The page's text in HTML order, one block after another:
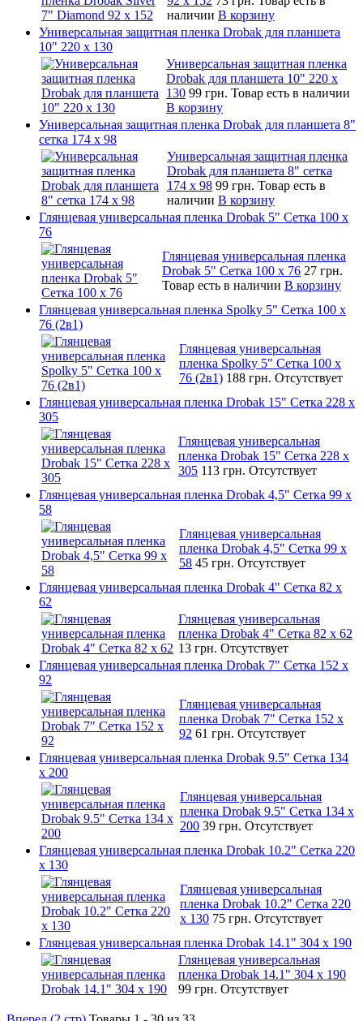
наличии В корзину
Универсальная защитная пленка Drobak для планшета
10" 220 x 130
Универсальная защитная пленка
Drobak для планшета 10" 220 x
130 99 грн. Товар есть в наличии
В корзину
Универсальная защитная пленка Drobak для планшета 8"
сетка 174 x 98
Универсальная защитная пленка
Drobak для планшета 8" сетка
174 x 98 99 грн. Товар есть в
наличии В корзину
Глянцевая универсальная пленка Drobak 5" Сетка 100 x
76
Глянцевая универсальная пленка
Drobak 5" Сетка 100 x 76 27 грн.
Товар есть в наличии В корзину
Глянцевая универсальная пленка Spolky 5" Сетка 100 x
76 (2в1)
Глянцевая универсальная
пленка Spolky 5" Сетка 100 x
76 (2в1) 188 грн. Отсутствует
Глянцевая универсальная пленка Drobak 15" Сетка 228 x
305
Глянцевая универсальная
пленка Drobak 15" Сетка 228 x
305 113 грн. Отсутствует
Глянцевая универсальная пленка Drobak 4,5" Сетка 99 x
58
Глянцевая универсальная
пленка Drobak 4,5" Сетка 99 x
58 45 грн. Отсутствует
Глянцевая универсальная пленка Drobak 4" Сетка 82 x
62
Глянцевая универсальная
пленка Drobak 4" Сетка 82 x 62
13 грн. Отсутствует
Глянцевая универсальная пленка Drobak 7" Сетка 152 x
92
Глянцевая универсальная
пленка Drobak 7" Сетка 152 x
92 61 грн. Отсутствует
Глянцевая универсальная пленка Drobak 9.5" Сетка 134
x 200
Глянцевая универсальная
пленка Drobak 9.5" Сетка 134 x
200 39 грн. Отсутствует
Глянцевая универсальная пленка Drobak 10.2" Сетка 220
x 130
Глянцевая универсальная
пленка Drobak 10.2" Сетка 220
x 130 75 грн. Отсутствует
Глянцевая универсальная пленка Drobak 14.1" 304 х 190
Глянцевая универсальная
пленка Drobak 14.1" 304 х 190
99 грн. Отсутствует